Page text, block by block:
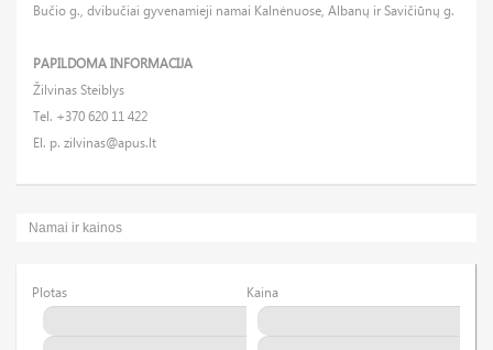
Bučio g., dvibučiai gyvenamieji namai Kalnėnuose, Albanų ir Savičiūnų g.
PAPILDOMA INFORMACIJA
Žilvinas Steiblys
Tel. +370 620 11 422
El. p. zilvinas@apus.lt
Namai ir kainos
Plotas Kaina